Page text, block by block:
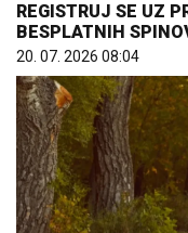
REGISTRUJ SE UZ
BESPLATNIH
20. 07. 2026 08:04